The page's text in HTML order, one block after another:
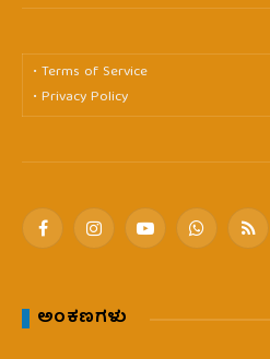
• Terms of Service
• Privacy Policy
FacebookInstagramYouTubeWhatsApp
RSS
ಅಂಕಣಗಳು